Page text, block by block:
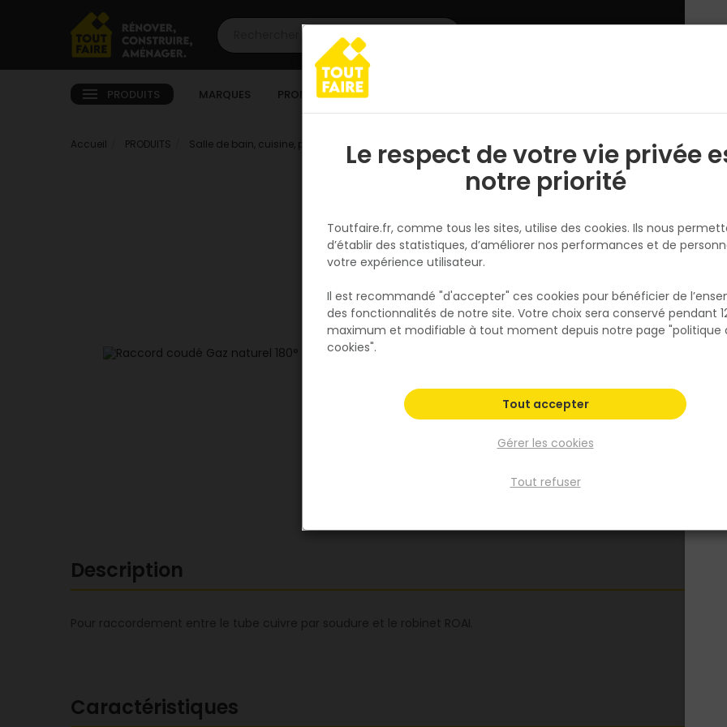
PRODUITS MARQUES PROMOTIONS
Accueil PRODUITS Salle de bain, cuisine, plomberie et chauffage Plomberie Installation gaz Raccord coudé Gaz
NOYON ET THIEBAULT
Raccord coudé Gaz naturel
jont pour ROAI F1/2'
Réf. 3342978033640
Pour raccordement entre le tube cuivre par
soudure et le robinet ROAI.
Voir plus
Description
Pour raccordement entre le tube cuivre par soudure et le robinet ROAI.
Caractéristiques
Le respect de votre vie privée
notre priorité
Toutfaire.fr, comme tous les sites, utilise des cookies. Ils nous
d’établir des statistiques, d’améliorer nos performances et de
votre expérience utilisateur.
Il est recommandé "d'accepter" ces cookies pour bénéficier de
des fonctionnalités de notre site. Votre choix sera conservé pendant
maximum et modifiable à tout moment depuis notre page "politique
cookies".
Gérer les cookies
Tout refuser
Tout accepter